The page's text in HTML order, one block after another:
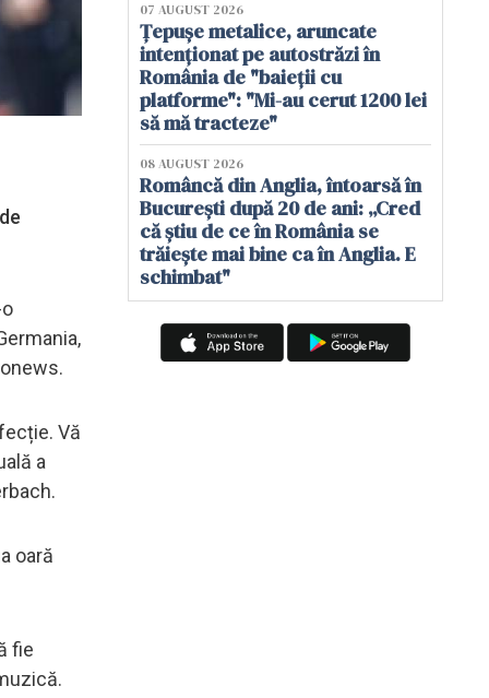
Vă
a
oară
fie
07 AUGUST 2026
Țepușe metalice, aruncate
intenționat pe autostrăzi în
România de "baieții cu
platforme": "Mi-au cerut 1200 lei
să mă tracteze"
08 AUGUST 2026
Româncă din Anglia, întoarsă în
București după 20 de ani: „Cred
că știu de ce în România se
trăiește mai bine ca în Anglia. E
schimbat"